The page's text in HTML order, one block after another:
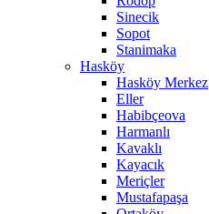
Sinecik
Sopot
Stanimaka
Hasköy
Hasköy Merkez
Eller
Habibçeova
Harmanlı
Kavaklı
Kayacık
Meriçler
Mustafapaşa